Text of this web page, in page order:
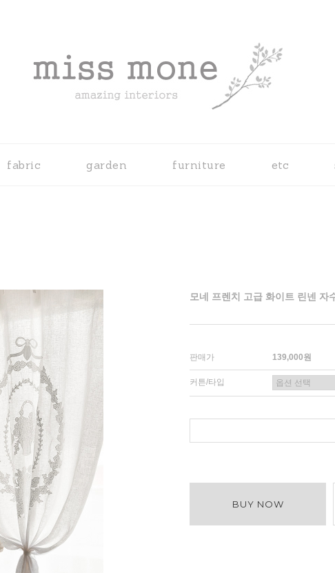
fabric garden furniture etc
모네 프렌치 고급 화이트 린넨 자
판매가 139,000원
커튼/타입
BUY NOW